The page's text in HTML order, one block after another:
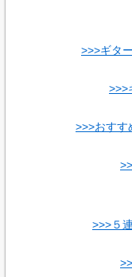
>>>ギタ
>>>
>>>おすす
>>>５